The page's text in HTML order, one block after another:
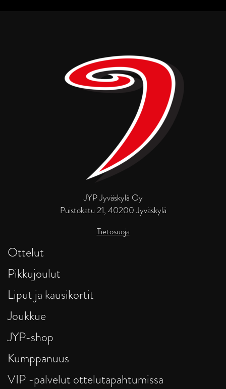
JYP Jyväskylä Oy
Puistokatu 21, 40200 Jyväskylä
Tietosuoja
Ottelut
Pikkujoulut
Liput ja kausikortit
Joukkue
JYP-shop
Kumppanuus
VIP -palvelut ottelutapahtumissa